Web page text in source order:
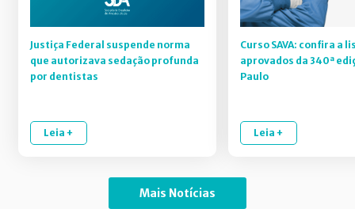
Justiça Federal suspende norma
que autorizava sedação profunda
por dentistas
Leia +
Curso SAVA: confira a
aprovados da 340ª
Paulo
Leia +
Mais Notícias